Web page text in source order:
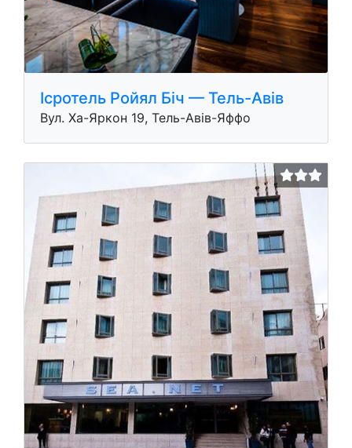
Iсротель Ройял Біч — Тель-Авів
Вул. Ха-Яркон 19, Тель-Авів-Яффо